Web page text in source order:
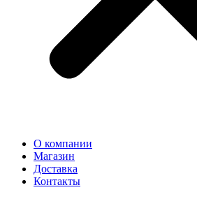
О компании
Магазин
Доставка
Контакты